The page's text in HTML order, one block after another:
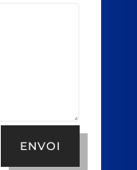
ENVOI